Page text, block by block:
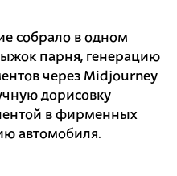
собрало в одном
парня, генерацию
через Midjourney
дорисовку
в фирменных
автомобиля.